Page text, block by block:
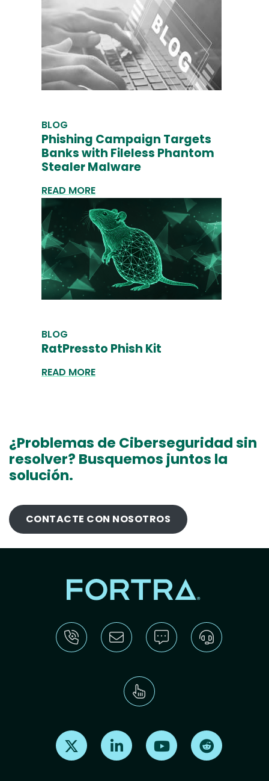
BLOG
Phishing Campaign Targets
Banks with Fileless Phantom
Stealer Malware
READ MORE
BLOG
RatPressto Phish Kit
READ MORE
¿Problemas de Ciberseguridad sin
resolver? Busquemos juntos la
solución.
CONTACTE CON NOSOTROS
Find us on X Find us on LinkedInFind us on Youtube